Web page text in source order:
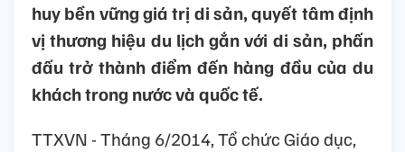
huy bền vững giá trị di sản, quyết tâm định
vị thương hiệu du lịch gắn với di sản, phấn
đấu trở thành điểm đến hàng đầu của du
khách trong nước và quốc tế.
TTXVN - Tháng 6/2014, Tổ chức Giáo dục,